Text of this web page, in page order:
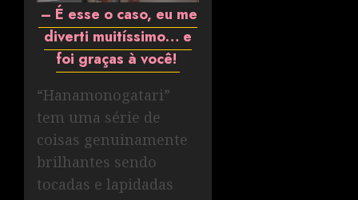
– É esse o caso, eu me
diverti muitíssimo… e
foi graças à você!
“Hanamonogatari”
tem uma série de
coisas genuinamente
brilhantes sendo
tocadas e lapidadas